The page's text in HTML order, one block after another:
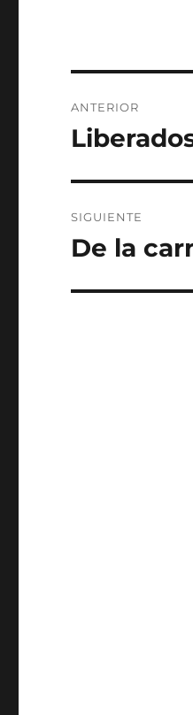
de
ANTERIOR
Entrada
SIGUIENTE
Entrada
De la